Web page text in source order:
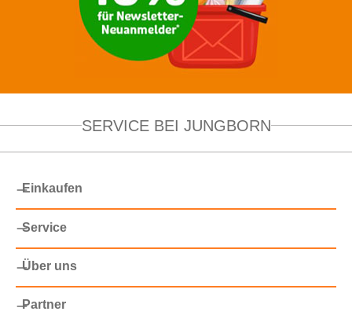
SERVICE BEI JUNGBORN
Einkaufen
Service
Über uns
Partner